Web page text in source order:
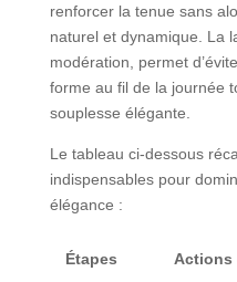
renforcer la tenue sans
naturel et dynamique. La
modération, permet
forme au fil de la journée
souplesse élégante.
Le tableau ci-dessous
indispensables pour
élégance :
Étapes Actions